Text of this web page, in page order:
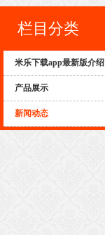
栏目分类
米乐下载app最新版介绍
产品展示
新闻动态